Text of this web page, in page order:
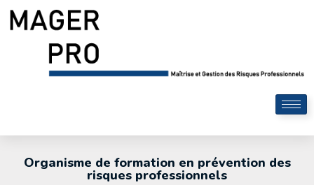
Organisme de formation en prévention des
risques professionnels